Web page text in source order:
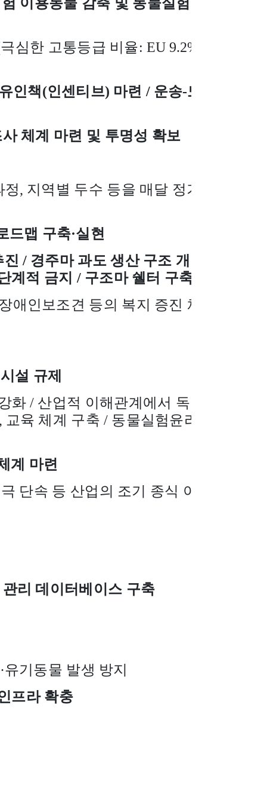
극심한 고통등급 비율: EU 9.2%
인책 (인센티브) 마련 / 운송-도
체계 마련 및 투명성 확보
정, 지역별 두수 등을 매달 정기
드맵 구축·실현
진/ 경주마 과도 생산 구조 개
계적 금지 / 구조마 쉘터 구축
애인보조견 등의 복지 증진 체
설 규제
화/ 산업적 이해관계에서 독
교육 체계 구축/ 동물실험윤리
계 마련
단속 등 산업의 조기 종식 이
리 데이터베이스 구축
·유기동물 발생 방지
프라 확충